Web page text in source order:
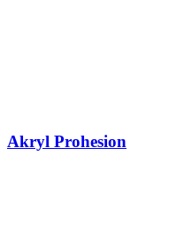
Akryl Prohesion